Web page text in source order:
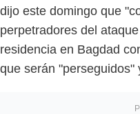
dijo este domingo que
perpetradores del
residencia en Bagdad
que serán "perseguidos"